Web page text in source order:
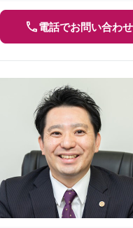
電話でお問い合わせ